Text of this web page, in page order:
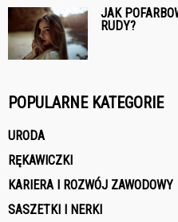
JAK
RUDY?
POPULARNE KATEGORIE
URODA
RĘKAWICZKI
KARIERA I ROZWÓJ ZAWODOWY
SASZETKI I NERKI